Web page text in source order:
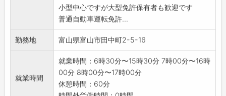
小型中心ですが大型免許保有者も歓迎です
普通自動車運転免許...
勤務地 富山県富山市田中町2-5-16
就業時間
就業時間：6時30分〜15時30分 7時00分〜16時
00分 8時00分〜17時00分
休憩時間：60分